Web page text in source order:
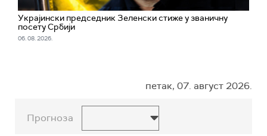
Украјински председник Зеленски стиже у званичну
посету Србији
06. 08. 2026.
петак, 07. август 2026.
Прогноза